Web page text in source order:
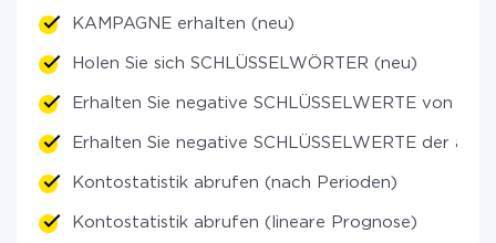
KAMPAGNE erhalten (neu)
Holen Sie sich SCHLÜSSELWÖRTER (neu)
Erhalten Sie negative SCHLÜSSELWERTE von
Erhalten Sie negative SCHLÜSSELWERTE der
Kontostatistik abrufen (nach Perioden)
Kontostatistik abrufen (lineare Prognose)